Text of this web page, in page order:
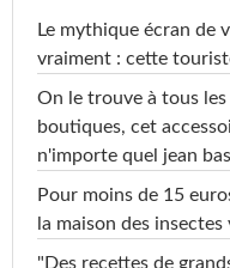
Le mythique écran de
vraiment : cette
On le trouve à tous
boutiques, cet
n'importe quel jean
Pour moins de 15
la maison des
"Des recettes de